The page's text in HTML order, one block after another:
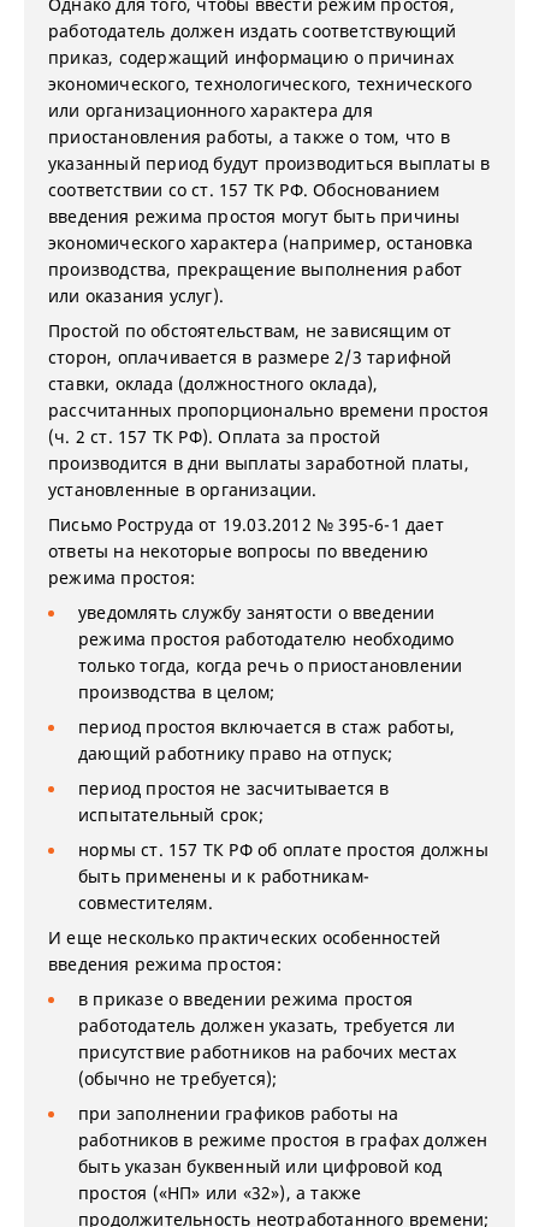
работодатель должен издать соответствующий
приказ, содержащий информацию о причинах
экономического, технологического, технического
или организационного характера для
приостановления работы, а также о том, что в
указанный период будут производиться выплаты в
соответствии со ст. 157 ТК РФ. Обоснованием
введения режима простоя могут быть причины
экономического характера (например, остановка
производства, прекращение выполнения работ
или оказания услуг).
Простой по обстоятельствам, не зависящим от
сторон, оплачивается в размере 2/3 тарифной
ставки, оклада (должностного оклада),
рассчитанных пропорционально времени простоя
(ч. 2 ст. 157 ТК РФ). Оплата за простой
производится в дни выплаты заработной платы,
установленные в организации.
Письмо Роструда от 19.03.2012 № 395-6-1 дает
ответы на некоторые вопросы по введению
режима простоя:
уведомлять службу занятости о введении
режима простоя работодателю необходимо
только тогда, когда речь о приостановлении
производства в целом;
период простоя включается в стаж работы,
дающий работнику право на отпуск;
период простоя не засчитывается в
испытательный срок;
нормы ст. 157 ТК РФ об оплате простоя должны
быть применены и к работникам-
совместителям.
И еще несколько практических особенностей
введения режима простоя:
в приказе о введении режима простоя
работодатель должен указать, требуется ли
присутствие работников на рабочих местах
(обычно не требуется);
при заполнении графиков работы на
работников в режиме простоя в графах должен
быть указан буквенный или цифровой код
простоя («НП» или «32»), а также
продолжительность неотработанного времени;